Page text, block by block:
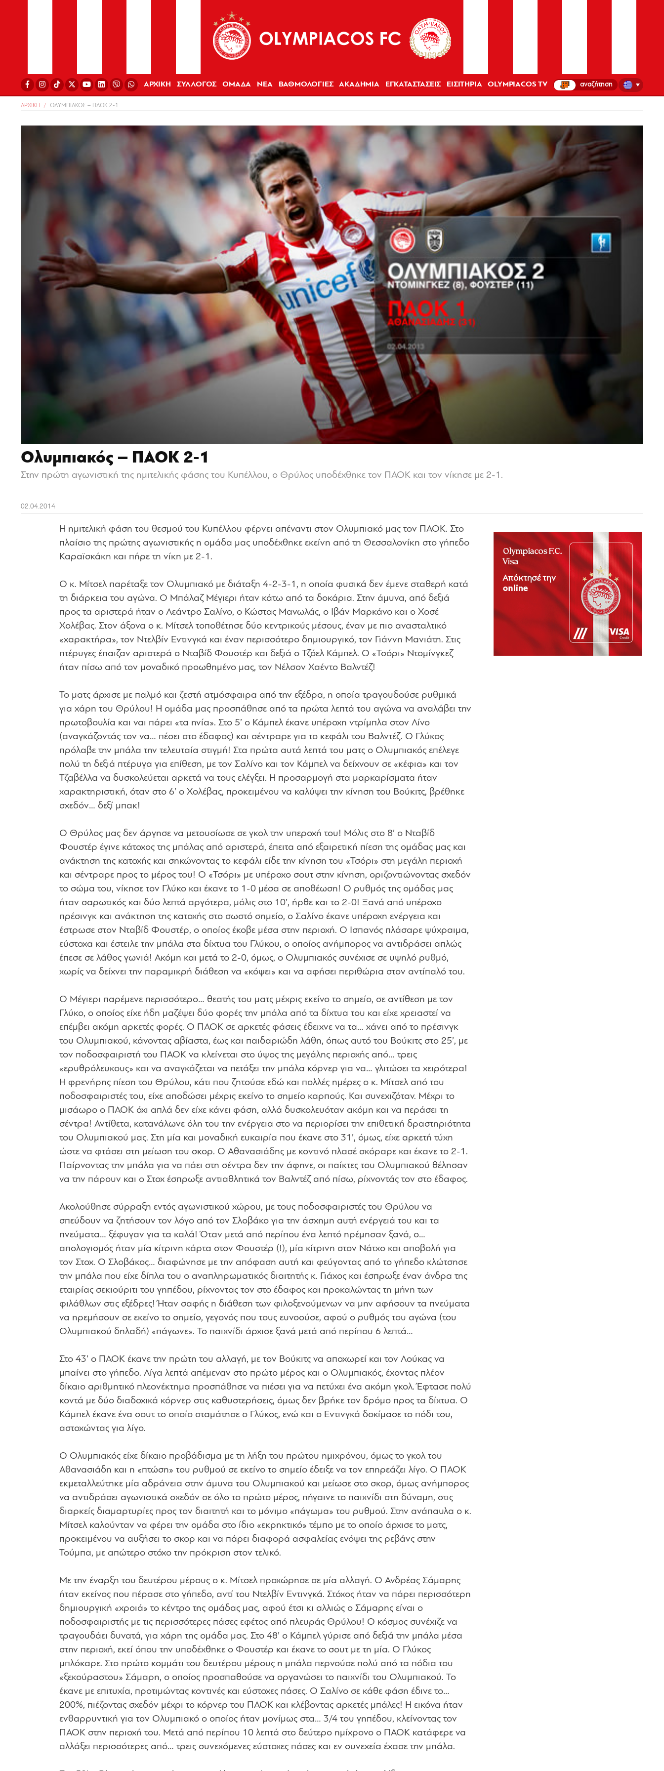
ΑΡΧΙΚΗ ΣΥΛΛΟΓΟΣ ΟΜΑΔΑ ΝΕΑ ΒΑΘΜΟΛΟΓΙΕΣ ΑΚΑΔΗΜΙΑ ΕΓΚΑΤΑΣΤΑΣΕΙΣ ΕΙΣΙΤΗΡΙΑ OLYMPIACOS TV
ΑΡΧΙΚΗ ΟΛΥΜΠΙΑΚΟΣ – ΠΑΟΚ 2-1
Ολυμπιακός – ΠΑΟΚ 2-1
Στην πρώτη αγωνιστική της ημιτελικής φάσης του Κυπέλλου, ο Θρύλος υποδέχθηκε τον ΠΑΟΚ και τον νίκησε με 2-1.
02.04.2014
Η ημιτελική φάση του θεσμού του Κυπέλλου φέρνει απέναντι στον Ολυμπιακό μας τον ΠΑΟΚ. Στο
πλαίσιο της πρώτης αγωνιστικής η ομάδα μας υποδέχθηκε εκείνη από τη Θεσσαλονίκη στο γήπεδο
Καραϊσκάκη και πήρε τη νίκη με 2-1.
Ο κ. Μίτσελ παρέταξε τον Ολυμπιακό με διάταξη 4-2-3-1, η οποία φυσικά δεν έμενε σταθερή κατά
τη διάρκεια του αγώνα. Ο Μπάλαζ Μέγιερι ήταν κάτω από τα δοκάρια. Στην άμυνα, από δεξιά
προς τα αριστερά ήταν ο Λεάντρο Σαλίνο, ο Κώστας Μανωλάς, ο Ιβάν Μαρκάνο και ο Χοσέ
Χολέβας. Στον άξονα ο κ. Μίτσελ τοποθέτησε δύο κεντρικούς μέσους, έναν με πιο ανασταλτικό
«χαρακτήρα», τον Ντελβίν Εντινγκά και έναν περισσότερο δημιουργικό, τον Γιάννη Μανιάτη. Στις
πτέρυγες έπαιζαν αριστερά ο Νταβίδ Φουστέρ και δεξιά ο Τζόελ Κάμπελ. Ο «Τσόρι» Ντομίνγκεζ
ήταν πίσω από τον μοναδικό προωθημένο μας, τον Νέλσον Χαέντο Βαλντέζ!
Το ματς άρχισε με παλμό και ζεστή ατμόσφαιρα από την εξέδρα, η οποία τραγουδούσε ρυθμικά
για χάρη του Θρύλου! Η ομάδα μας προσπάθησε από τα πρώτα λεπτά του αγώνα να αναλάβει την
πρωτοβουλία και ναι πάρει «τα ηνία». Στο 5’ ο Κάμπελ έκανε υπέροχη ντρίμπλα στον Λίνο
(αναγκάζοντάς τον να… πέσει στο έδαφος) και σέντραρε για το κεφάλι του Βαλντέζ. Ο Γλύκος
πρόλαβε την μπάλα την τελευταία στιγμή! Στα πρώτα αυτά λεπτά του ματς ο Ολυμπιακός επέλεγε
πολύ τη δεξιά πτέρυγα για επίθεση, με τον Σαλίνο και τον Κάμπελ να δείχνουν σε «κέφια» και τον
Τζαβέλλα να δυσκολεύεται αρκετά να τους ελέγξει. Η προσαρμογή στα μαρκαρίσματα ήταν
χαρακτηριστική, όταν στο 6’ ο Χολέβας, προκειμένου να καλύψει την κίνηση του Βούκιτς, βρέθηκε
σχεδόν… δεξί μπακ!
Ο Θρύλος μας δεν άργησε να μετουσίωσε σε γκολ την υπεροχή του! Μόλις στο 8’ ο Νταβίδ
Φουστέρ έγινε κάτοχος της μπάλας από αριστερά, έπειτα από εξαιρετική πίεση της ομάδας μας και
ανάκτηση της κατοχής και σηκώνοντας το κεφάλι είδε την κίνηση του «Τσόρι» στη μεγάλη περιοχή
και σέντραρε προς το μέρος του! Ο «Τσόρι» με υπέροχο σουτ στην κίνηση, οριζοντιώνοντας σχεδόν
το σώμα του, νίκησε τον Γλύκο και έκανε το 1-0 μέσα σε αποθέωση! Ο ρυθμός της ομάδας μας
ήταν σαρωτικός και δύο λεπτά αργότερα, μόλις στο 10’, ήρθε και το 2-0! Ξανά από υπέροχο
πρέσινγκ και ανάκτηση της κατοχής στο σωστό σημείο, ο Σαλίνο έκανε υπέροχη ενέργεια και
έστρωσε στον Νταβίδ Φουστέρ, ο οποίος έκοβε μέσα στην περιοχή. Ο Ισπανός πλάσαρε ψύχραιμα,
εύστοχα και έστειλε την μπάλα στα δίχτυα του Γλύκου, ο οποίος ανήμπορος να αντιδράσει απλώς
έπεσε σε λάθος γωνιά! Ακόμη και μετά το 2-0, όμως, ο Ολυμπιακός συνέχισε σε υψηλό ρυθμό,
χωρίς να δείχνει την παραμικρή διάθεση να «κόψει» και να αφήσει περιθώρια στον αντίπαλό του.
Ο Μέγιερι παρέμενε περισσότερο… θεατής του ματς μέχρις εκείνο το σημείο, σε αντίθεση με τον
Γλύκο, ο οποίος είχε ήδη μαζέψει δύο φορές την μπάλα από τα δίχτυα του και είχε χρειαστεί να
επέμβει ακόμη αρκετές φορές. Ο ΠΑΟΚ σε αρκετές φάσεις έδειχνε να τα… χάνει από το πρέσινγκ
του Ολυμπιακού, κάνοντας αβίαστα, έως και παιδαριώδη λάθη, όπως αυτό του Βούκιτς στο 25’, με
τον ποδοσφαιριστή του ΠΑΟΚ να κλείνεται στο ύψος της μεγάλης περιοχής από… τρεις
«ερυθρόλευκους» και να αναγκάζεται να πετάξει την μπάλα κόρνερ για να… γλιτώσει τα χειρότερα!
Η φρενήρης πίεση του Θρύλου, κάτι που ζητούσε εδώ και πολλές ημέρες ο κ. Μίτσελ από του
ποδοσφαιριστές του, είχε αποδώσει μέχρις εκείνο το σημείο καρπούς. Και συνεχιζόταν. Μέχρι το
μισάωρο ο ΠΑΟΚ όχι απλά δεν είχε κάνει φάση, αλλά δυσκολευόταν ακόμη και να περάσει τη
σέντρα! Αντίθετα, κατανάλωνε όλη του την ενέργεια στο να περιορίσει την επιθετική δραστηριότητα
του Ολυμπιακού μας. Στη μία και μοναδική ευκαιρία που έκανε στο 31’, όμως, είχε αρκετή τύχη
ώστε να φτάσει στη μείωση του σκορ. Ο Αθανασιάδης με κοντινό πλασέ σκόραρε και έκανε το 2-1.
Παίρνοντας την μπάλα για να πάει στη σέντρα δεν την άφηνε, οι παίκτες του Ολυμπιακού θέλησαν
να την πάρουν και ο Στοχ έσπρωξε αντιαθλητικά τον Βαλντέζ από πίσω, ρίχνοντάς τον στο έδαφος.
Ακολούθησε σύρραξη εντός αγωνιστικού χώρου, με τους ποδοσφαιριστές του Θρύλου να
σπεύδουν να ζητήσουν τον λόγο από τον Σλοβάκο για την άσχημη αυτή ενέργειά του και τα
πνεύματα… ξέφυγαν για τα καλά! Όταν μετά από περίπου ένα λεπτό ηρέμησαν ξανά, ο…
απολογισμός ήταν μία κίτρινη κάρτα στον Φουστέρ (!), μία κίτρινη στον Νάτχο και αποβολή για
τον Στοχ. Ο Σλοβάκος… διαφώνησε με την απόφαση αυτή και φεύγοντας από το γήπεδο κλώτσησε
την μπάλα που είχε δίπλα του ο αναπληρωματικός διαιτητής κ. Γιάχος και έσπρωξε έναν άνδρα της
εταιρίας σεκιούριτι του γηπέδου, ρίχνοντας τον στο έδαφος και προκαλώντας τη μήνη των
φιλάθλων στις εξέδρες! Ήταν σαφής η διάθεση των φιλοξενούμενων να μην αφήσουν τα πνεύματα
να ηρεμήσουν σε εκείνο το σημείο, γεγονός που τους ευνοούσε, αφού ο ρυθμός του αγώνα (του
Ολυμπιακού δηλαδή) «πάγωνε». Το παιχνίδι άρχισε ξανά μετά από περίπου 6 λεπτά…
Στο 43’ ο ΠΑΟΚ έκανε την πρώτη του αλλαγή, με τον Βούκιτς να αποχωρεί και τον Λούκας να
μπαίνει στο γήπεδο. Λίγα λεπτά απέμεναν στο πρώτο μέρος και ο Ολυμπιακός, έχοντας πλέον
δίκαιο αριθμητικό πλεονέκτημα προσπάθησε να πιέσει για να πετύχει ένα ακόμη γκολ. Έφτασε πολύ
κοντά με δύο διαδοχικά κόρνερ στις καθυστερήσεις, όμως δεν βρήκε τον δρόμο προς τα δίχτυα. Ο
Κάμπελ έκανε ένα σουτ το οποίο σταμάτησε ο Γλύκος, ενώ και ο Εντινγκά δοκίμασε το πόδι του,
αστοχώντας για λίγο.
Ο Ολυμπιακός είχε δίκαιο προβάδισμα με τη λήξη του πρώτου ημιχρόνου, όμως το γκολ του
Αθανασιάδη και η «πτώση» του ρυθμού σε εκείνο το σημείο έδειξε να τον επηρεάζει λίγο. Ο ΠΑΟΚ
εκμεταλλεύτηκε μία αδράνεια στην άμυνα του Ολυμπιακού και μείωσε στο σκορ, όμως ανήμπορος
να αντιδράσει αγωνιστικά σχεδόν σε όλο το πρώτο μέρος, πήγαινε το παιχνίδι στη δύναμη, στις
διαρκείς διαμαρτυρίες προς τον διαιτητή και το μόνιμο «πάγωμα» του ρυθμού. Στην ανάπαυλα ο κ.
Μίτσελ καλούνταν να φέρει την ομάδα στο ίδιο «εκρηκτικό» τέμπο με το οποίο άρχισε το ματς,
προκειμένου να αυξήσει το σκορ και να πάρει διαφορά ασφαλείας ενόψει της ρεβάνς στην
Τούμπα, με απώτερο στόχο την πρόκριση στον τελικό.
Με την έναρξη του δευτέρου μέρους ο κ. Μίτσελ προχώρησε σε μία αλλαγή. Ο Ανδρέας Σάμαρης
ήταν εκείνος που πέρασε στο γήπεδο, αντί του Ντελβίν Εντινγκά. Στόχος ήταν να πάρει περισσότερη
δημιουργική «χροιά» το κέντρο της ομάδας μας, αφού έτσι κι αλλιώς ο Σάμαρης είναι ο
ποδοσφαιριστής με τις περισσότερες πάσες εφέτος από πλευράς Θρύλου! Ο κόσμος συνέχιζε να
τραγουδάει δυνατά, για χάρη της ομάδα μας. Στο 48’ ο Κάμπελ γύρισε από δεξιά την μπάλα μέσα
στην περιοχή, εκεί όπου την υποδέχθηκε ο Φουστέρ και έκανε το σουτ με τη μία. Ο Γλύκος
μπλόκαρε. Στο πρώτο κομμάτι του δευτέρου μέρους η μπάλα περνούσε πολύ από τα πόδια του
«ξεκούραστου» Σάμαρη, ο οποίος προσπαθούσε να οργανώσει το παιχνίδι του Ολυμπιακού. Το
έκανε με επιτυχία, προτιμώντας κοντινές και εύστοχες πάσες. Ο Σαλίνο σε κάθε φάση έδινε το…
200%, πιέζοντας σχεδόν μέχρι το κόρνερ του ΠΑΟΚ και κλέβοντας αρκετές μπάλες! Η εικόνα ήταν
ενθαρρυντική για τον Ολυμπιακό ο οποίος ήταν μονίμως στα… 3/4 του γηπέδου, κλείνοντας τον
ΠΑΟΚ στην περιοχή του. Μετά από περίπου 10 λεπτά στο δεύτερο ημίχρονο ο ΠΑΟΚ κατάφερε να
αλλάξει περισσότερες από… τρεις συνεχόμενες εύστοχες πάσες και εν συνεχεία έχασε την μπάλα.